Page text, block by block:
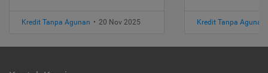
Kredit Tanpa Agunan • 20 Nov 2025 Kredit Tanpa Agunan